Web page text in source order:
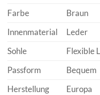
Farbe
Braun
Innenmaterial
Leder
Sohle
Flexible
Passform
Bequem
Herstellung
Europa